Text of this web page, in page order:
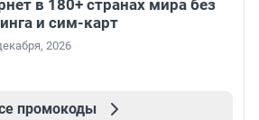
в 180+ странах мира без
и сим-карт
2026
промокоды